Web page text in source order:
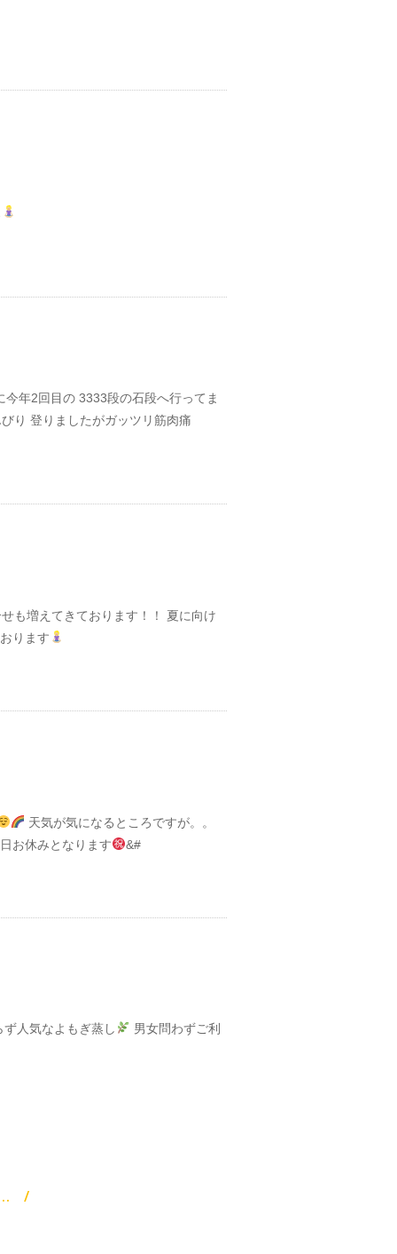
年2回目の 3333段の石段へ行ってま
り 登りましたがガッツリ筋肉痛
も増えてきております！！ 夏に向け
ります
天気が気になるところですが。。
お休みとなります
&#
人気なよもぎ蒸し 男女問わずご利